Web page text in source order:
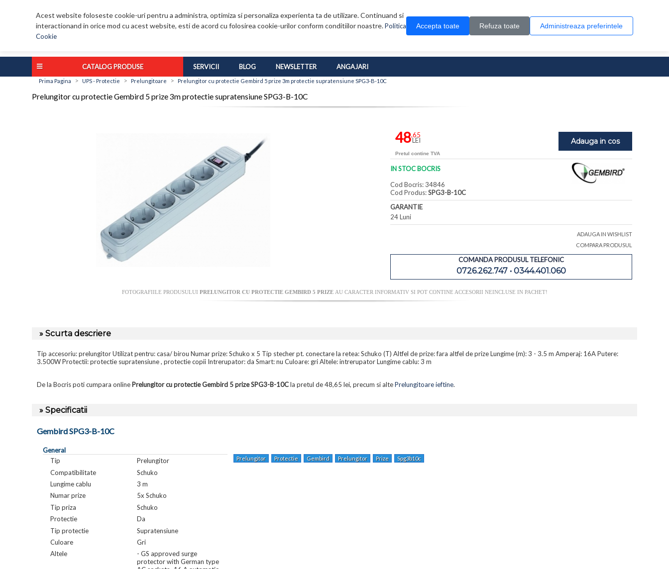
Acest website foloseste cookie-uri pentru a administra, optimiza si personaliza experienta ta de utilizare. Continuand si
interactionand in orice mod cu acest website, esti de acord cu folosirea cookie-urilor conform conditiilor noastre.Politica
Cookie
Accepta toate Refuza toate Administreaza preferintele
0 produs(e)
CATALOG PRODUSE SERVICII BLOG NEWSLETTER ANGAJARI
Prima Pagina > UPS - Protectie > Prelungitoare > Prelungitor cu protectie Gembird 5 prize 3m protectie supratensiune SPG3-B-10C
Prelungitor cu protectie Gembird 5 prize 3m protectie supratensiune SPG3-B-10C
Adauga in cos
48,65
LEI
Pretul contine TVA
IN STOC BOCRIS
Cod Bocris: 34846
Cod Produs:SPG3-B-10C
GARANTIE
24 Luni
ADAUGA IN WISHLIST
COMPARA PRODUSUL
COMANDA PRODUSUL TELEFONIC
0726.262.747 • 0344.401.060
FOTOGRAFIILE PRODUSULUI PRELUNGITOR CU PROTECTIE GEMBIRD 5 PRIZE AU CARACTER INFORMATIV SI POT CONTINE ACCESORII NEINCLUSE IN PACHET!
» Scurta descriere
Tip accesoriu: prelungitor Utilizat pentru: casa/ birou Numar prize: Schuko x 5 Tip stecher pt. conectare la retea: Schuko (T) Altfel de prize: fara altfel de prize Lungime (m): 3 - 3.5 m Amperaj: 16A Putere:
3.500W Protectii: protectie supratensiune , protectie copii Intrerupator: da Smart: nu Culoare: gri Altele: intrerupator Lungime cablu: 3 m
De la Bocris poti cumpara online Prelungitor cu protectie Gembird 5 prize SPG3-B-10Cla pretul de 48,65 lei, precum si altePrelungitoare ieftine.
» Specificatii
Gembird SPG3-B-10C
General
Tip
Prelungitor
Compatibilitate
Schuko
Lungime cablu
3 m
Numar prize
5x Schuko
Tip priza
Schuko
Protectie
Da
Tip protectie
Supratensiune
Culoare
Gri
Altele
- GS approved surge
protector with German type
Prelungitor Protectie Gembird Prelungitor Prize Spg3b10c